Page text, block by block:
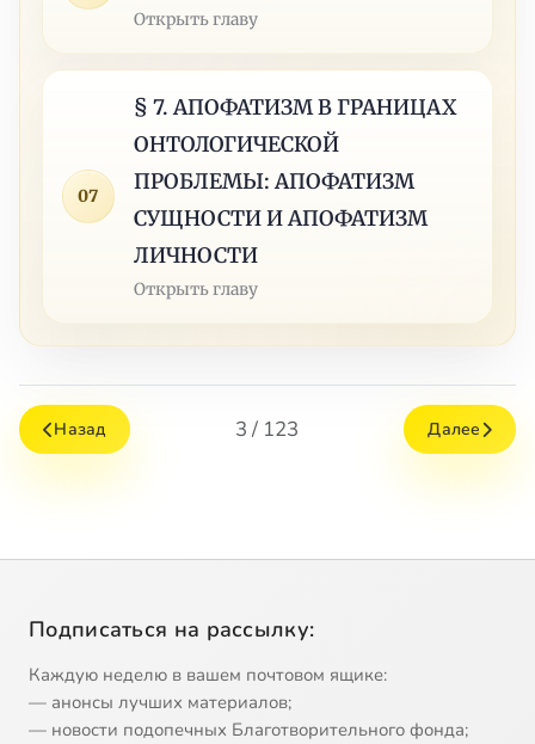
Открыть главу
07
§ 7. АПОФАТИЗМ В ГРАНИЦАХ
ОНТОЛОГИЧЕСКОЙ
ПРОБЛЕМЫ: АПОФАТИЗМ
СУЩНОСТИ И АПОФАТИЗМ
ЛИЧНОСТИ
Открыть главу
Назад 3 / 123 Далее
Подписаться на рассылку:
Каждую неделю в вашем почтовом ящике:
— анонсы лучших материалов;
— новости подопечных Благотворительного фонда;